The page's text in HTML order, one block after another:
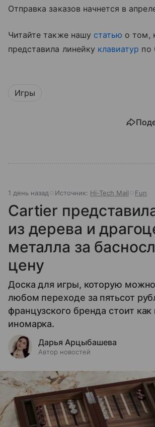
Отправка заказов начнется в
Читайте также нашу статью о том,
представила линейку клавиатур по
Игры
1 день назад Источник: Hi-Tech Mail Fun
Cartier
из дерева и
металла за
цену
Доска для игры, которую
любом переходе за пятьсот
французского бренда стоит
иномарка.
Дарья Арцыбашева
Автор новостей